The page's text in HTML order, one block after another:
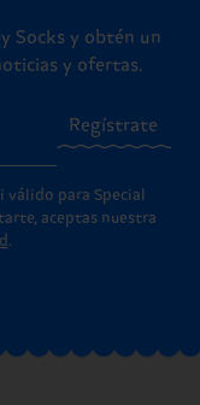
Socks y obtén un
y ofertas.
Regístrate
para Special
aceptas nuestra
.